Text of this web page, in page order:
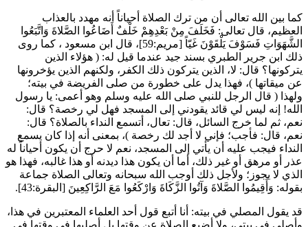
كما بين الله تعالى أن من ترك الصلاة أحياناً أنه مهدد بالعذاب
العظيم، قال تعالى: فَخَلَفَ مِنْ بَعْدِهِمْ خَلْفٌ أَضَاعُوا الصَّلاةَ وَاتَّبَعُوا
الشَّهَوَاتِ فَسَوْفَ يَلْقَوْنَ غَيّاً [مريم:59]، قال ابن مسعود ، كما روى
ذلك ابن جرير الطبري بسند جيد عندما قيل له: ( هؤلاء الذين
يتركونها؟ قال: لا، الذين يتركون ذلك الكفر، ولكنهم الذين يؤخرونها
عن ميقاتها )، فهذا يدل على خطورة من صلى الفريضة في بيته؛
ولهذا ( قال الرجل للنبي صلى الله عليه وسلم وهو أعمى: يا رسول
الله! إنه ليس لي قائد يقودني إلى المسجد فهل لي رخصة؟ قال:
نعم، ثم لما خرج السائل، قال: تعال، أتسمع النداء بالصلاة؟ قال:
نعم، قال: فأجب؛ فإني لا أجد لك رخصة )، بمعنى أنه إذا كان يسمع
النداء فيجب عليه أن يأتي إلى المسجد، نعم لا حرج أن يكون أحياناً له
عذر أو مرهق أو غير ذلك، أما أن يكون هذا ديدنه أو هذا غالبه، فهذا هو
الذي لا يجوز؛ ولأجل ذلك أوجب الله سبحانه وتعالى الصلاة جماعة
بقوله: وَأَقِيمُوا الصَّلاةَ وَآتُوا الزَّكَاةَ وَارْكَعُوا مَعَ الرَّاكِعِينَ [البقرة:43].
قد يقول المصلي في بيته: أنا أتبع قول أحد العلماء المعتبرين في هذا،
وأصلي في بيتي، ولا أضيع الصلاة عن وقتها بل أصليها في وقتها في